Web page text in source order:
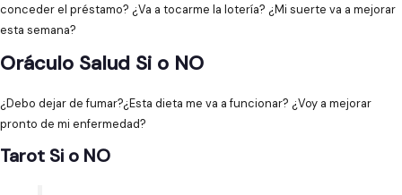
conceder el préstamo? ¿Va a tocarme la lotería? ¿Mi suerte va a mejorar
esta semana?
Oráculo Salud Si o NO
¿Debo dejar de fumar?¿Esta dieta me va a funcionar? ¿Voy a mejorar
pronto de mi enfermedad?
Tarot Si o NO